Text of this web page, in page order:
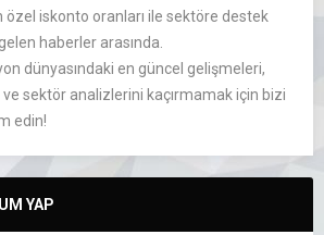
özel iskonto oranları ile sektöre destek
haberler arasında.
dünyasındaki en güncel gelişmeleri,
sektör analizlerini kaçırmamak için bizi
edin!
YAP